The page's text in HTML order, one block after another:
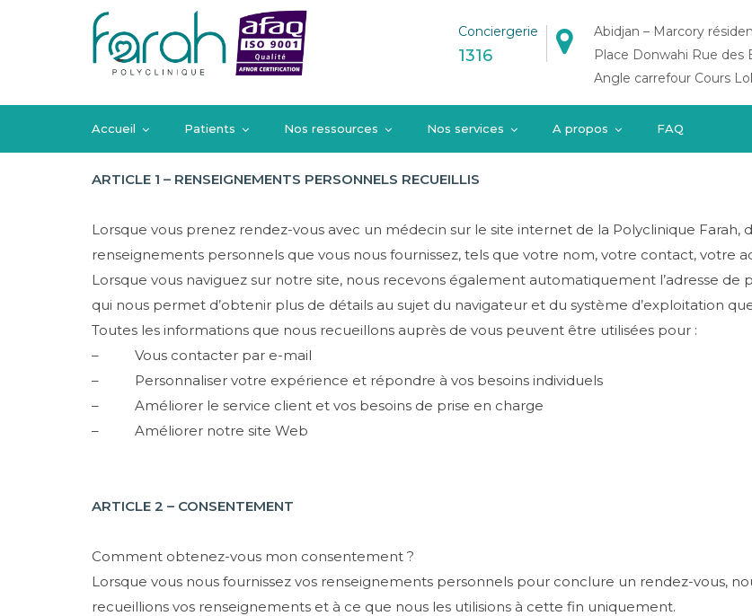
Conciergerie
1316
Abidjan – Marcory
Place Donwahi Rue des
Angle carrefour Cours
Accueil Patients Nos ressources Nos services A propos FAQ
Politique de confidentialité
DÉCLARATION DE CONFIDENTIALITÉ
ARTICLE 1 – RENSEIGNEMENTS PERSONNELS RECUEILLIS
Lorsque vous prenez rendez-vous avec un médecin sur le site internet de la Polyclinique Farah,
renseignements personnels que vous nous fournissez, tels que votre nom, votre contact, votre
Lorsque vous naviguez sur notre site, nous recevons également automatiquement l’adresse
qui nous permet d’obtenir plus de détails au sujet du navigateur et du système d’exploitation
Toutes les informations que nous recueillons auprès de vous peuvent être utilisées pour :
– Vous contacter par e-mail
– Personnaliser votre expérience et répondre à vos besoins individuels
– Améliorer le service client et vos besoins de prise en charge
– Améliorer notre site Web
ARTICLE 2 – CONSENTEMENT
Comment obtenez-vous mon consentement ?
Lorsque vous nous fournissez vos renseignements personnels pour conclure un rendez-vous,
recueillions vos renseignements et à ce que nous les utilisions à cette fin uniquement.